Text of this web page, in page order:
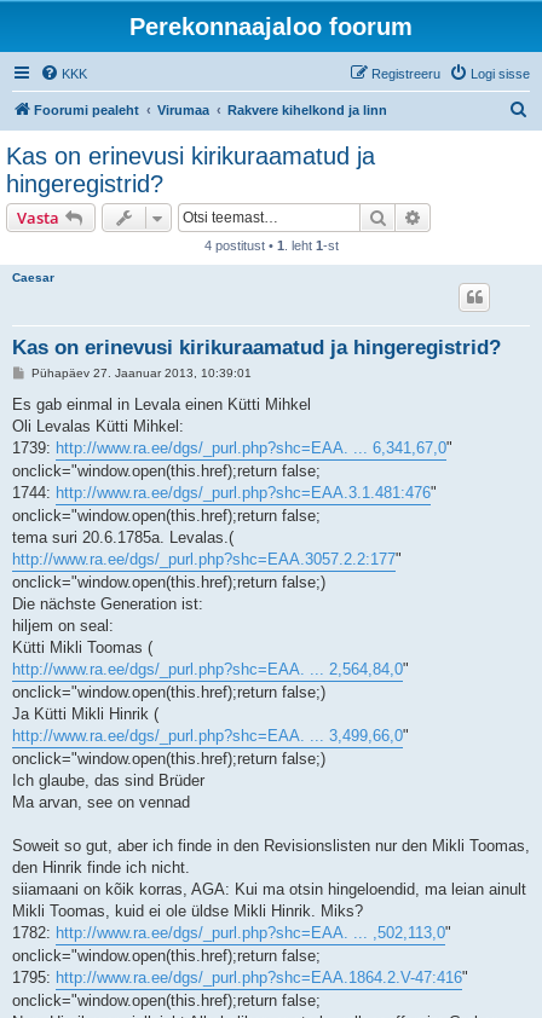
Perekonnaajaloo foorum
KKK Logi sisse
Registreeru
Foorumi pealeht Virumaa Rakvere kihelkond ja linn
Kas on erinevusi kirikuraamatud ja
hingeregistrid?
Vasta Otsi
4 postitust • 1 . leht 1-st
Caesar
Kas on erinevusi kirikuraamatud ja hingeregistrid?
P
s
i
t
s
Pühapäev 27. Jaanuar 2013, 10:39:01
Es gab einmal in Levala einen Kütti Mihkel
Oli Levalas Kütti Mihkel:
1739: http://www.ra.ee/dgs/_purl.php?shc=EAA. ... 6,341,67,0"
onclick="window.open(this.href);return false;
1744: http://www.ra.ee/dgs/_purl.php?shc=EAA.3.1.481:476"
onclick="window.open(this.href);return false;
tema suri 20.6.1785a. Levalas.(
http://www.ra.ee/dgs/_purl.php?shc=EAA.3057.2.2:177"
onclick="window.open(this.href);return false;)
Die nächste Generation ist:
hiljem on seal:
Kütti Mikli Toomas (
http://www.ra.ee/dgs/_purl.php?shc=EAA. ... 2,564,84,0"
onclick="window.open(this.href);return false;)
Ja Kütti Mikli Hinrik (
http://www.ra.ee/dgs/_purl.php?shc=EAA. ... 3,499,66,0"
onclick="window.open(this.href);return false;)
Ich glaube, das sind Brüder
Ma arvan, see on vennad
Soweit so gut, aber ich finde in den Revisionslisten nur den Mikli Toomas,
den Hinrik finde ich nicht.
siiamaani on kõik korras, AGA: Kui ma otsin hingeloendid, ma leian ainult
Mikli Toomas, kuid ei ole üldse Mikli Hinrik. Miks?
1782: http://www.ra.ee/dgs/_purl.php?shc=EAA. ... ,502,113,0"
onclick="window.open(this.href);return false;
1795: http://www.ra.ee/dgs/_purl.php?shc=EAA.1864.2.V-47:416"
onclick="window.open(this.href);return false;